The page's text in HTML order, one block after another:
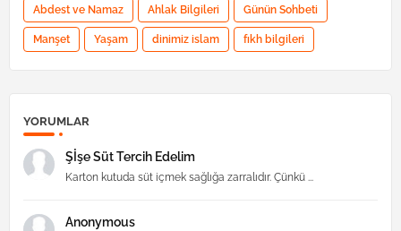
Abdest ve Namaz Ahlak Bilgileri Günün Sohbeti
Manşet Yaşam dinimiz islam fıkh bilgileri
YORUMLAR
Şİşe Süt Tercih Edelim
Karton kutuda süt içmek sağlığa zarralıdır. Çünkü ...
Anonymous